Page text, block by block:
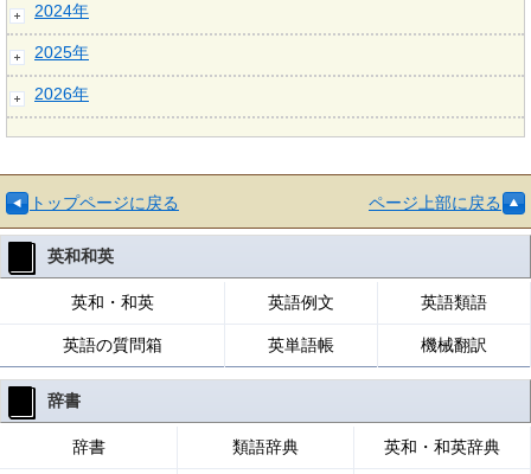
2024年
2025年
2026年
トップページに戻る ページ上部に戻る
英和和英
英和・和英 英語例文 英語類語
英語の質問箱 英単語帳 機械翻訳
辞書
辞書 類語辞典 英和・和英辞典